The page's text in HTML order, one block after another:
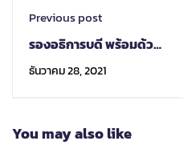
Previous post
รองอธิการบดี พร้อมด้วย
ผู้อำนวยการกอง
วิเทศสัมพันธ์ มอบกระเช้า
ธันวาคม 28, 2021
You may also like